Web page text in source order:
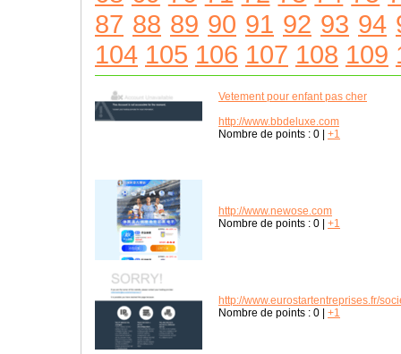
87 88 89 90 91 92 93 94
104 105 106 107 108 109
Vetement pour enfant pas cher
http://www.bbdeluxe.com
Nombre de points : 0 +1
http://www.newose.com
Nombre de points : 0 +1
http://www.eurostartentreprises.fr/
Nombre de points : 0 +1